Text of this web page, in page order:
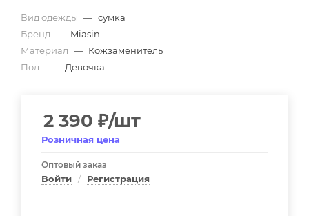
Вид одежды — сумка
Бренд — Miasin
Материал — Кожзаменитель
Пол - — Девочка
2 390 ₽/шт
Розничная цена
Оптовый заказ
Войти / Регистрация